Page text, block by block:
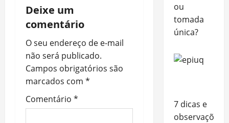
Deixe um
comentário
O seu endereço de e-mail
não será publicado.
Campos obrigatórios são
marcados com *
Comentário *
ou
tomada
única?
7 dicas e
observações